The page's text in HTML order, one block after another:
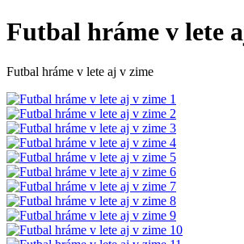
Futbal hráme v lete
Futbal hráme v lete aj v zime